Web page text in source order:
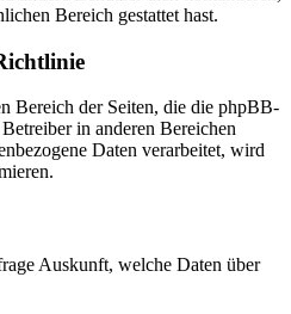
Bereich gestattet hast.
Bereich der Seiten, die die phpBB-
in anderen Bereichen
Daten verarbeitet, wird
Auskunft, welche Daten über